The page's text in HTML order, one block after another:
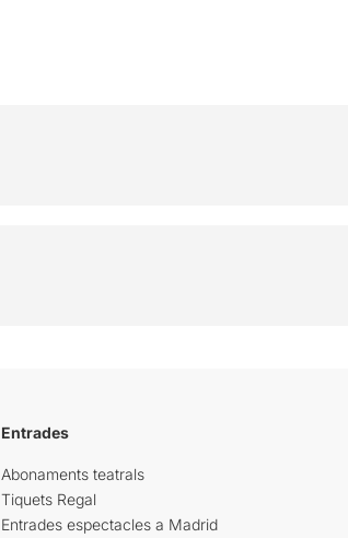
Entrades
Abonaments teatrals
Tiquets Regal
Entrades espectacles a Madrid